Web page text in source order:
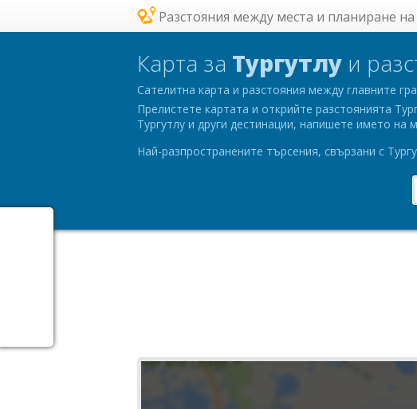
Разстояния между места и планиране
Карта за Тургутлу и
Сателитна карта и разстояния между главните
Прелистете картата и открийте разстоянията
Тургутлу и други дестинации, напишете името
Най-разпространените търсения, свързани с